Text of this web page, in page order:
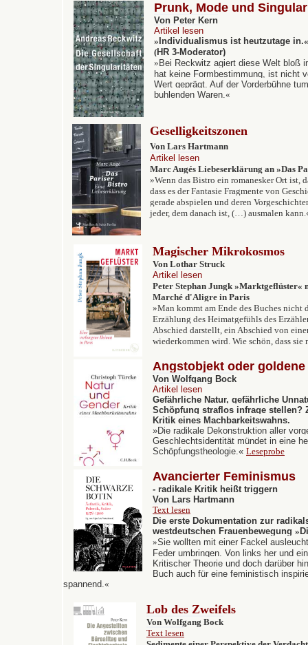
Prunk, Mode und
Von Peter Kern
Artikel lesen
» Individualismus ist heutzutage in.«
(HR 3-Moderator)
» Bei Reckwitz agiert diese Welt bloß
hat keine Formbestimmung, ist nicht
Wert geprägt. Auf der Vorderbühne
buhlenden Waren.«
Geselligkeitszonen
Von Lars Hartmann
Artikel lesen
Marc Augés Liebeserklärung an »Das
»Wenn das Bistro ein romanesker Ort ist,
dass es der Fantasie Fragmente von
gerade abspielen und deren
jeder, dem danach ist, (…) ausmalen
Magischer Mikrokosmos
Von Lothar Struck
Artikel lesen
Peter Stephan Jungk »Marktgeflüster«
Marché d'Aligre in Paris
»Man kommt am Ende des Buches nicht
Erzählung des Heimatgefühls des
Abschied darstellt, ein Abschied von
wiederkommen wird. Wie schön, dass sie
Angstobjekt oder goldene
Von Wolfgang Bock
Artikel lesen
Gefährliche Natur, gefährliche
Schöpfung straflos infrage stellen?
Kritik eines Machbarkeitswahns.
»Die radikale Dekonstruktion aller
Geschlechtsidentität mündet in eine
Schöpfungstheologie.« Leseprobe
Avancierter Feminismus
- radikale Kritik heißt triggern
Von Lars Hartmann
Text lesen
Die erste Dokumentation zur
westdeutschen Frauenbewegung »
»Sie wollten mit einer Fackel
Feder umbringen. Von links her und
Kritischer Theorie und doch darüber
Buch auch für eine feministisch
spannend.«
Lob des Zweifels
Von Wolfgang Bock
Text lesen